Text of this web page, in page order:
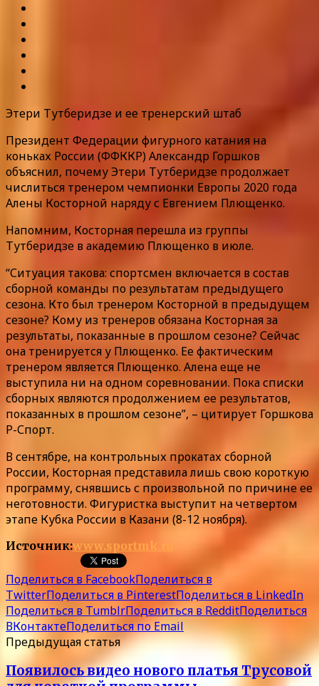
Этери Тутберидзе и ее тренерский штаб
Президент Федерации фигурного катания на
коньках России (ФФККР) Александр Горшков
объяснил, почему Этери Тутберидзе продолжает
числиться тренером чемпионки Европы 2020 года
Алены Косторной наряду с Евгением Плющенко.
Напомним, Косторная перешла из группы
Тутберидзе в академию Плющенко в июле.
“Ситуация такова: спортсмен включается в состав
сборной команды по результатам предыдущего
сезона. Кто был тренером Косторной в предыдущем
сезоне? Кому из тренеров обязана Косторная за
результаты, показанные в прошлом сезоне? Сейчас
она тренируется у Плющенко. Ее фактическим
тренером является Плющенко. Алена еще не
выступила ни на одном соревновании. Пока списки
сборных являются продолжением ее результатов,
показанных в прошлом сезоне”, – цитирует Горшкова
Р-Спорт.
В сентябре, на контрольных прокатах сборной
России, Косторная представила лишь свою короткую
программу, снявшись с произвольной по причине ее
неготовности. Фигуристка выступит на четвертом
этапе Кубка России в Казани (8-12 ноября).
Источник:www.sportmk.ru
Поделиться в FacebookПоделиться в
TwitterПоделиться в PinterestПоделиться в LinkedIn
Поделиться в TumblrПоделиться в RedditПоделиться
ВКонтактеПоделиться по Email
Предыдущая статья
Появилось видео нового платья Трусовой